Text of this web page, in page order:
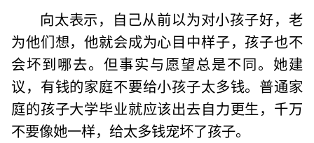
向太表示，自己从前以为对小孩子好，老
为他们想，他就会成为心目中样子，孩子也不
会坏到哪去。但事实与愿望总是不同。她建
议，有钱的家庭不要给小孩子太多钱。普通家
庭的孩子大学毕业就应该出去自力更生，千万
不要像她一样，给太多钱宠坏了孩子。